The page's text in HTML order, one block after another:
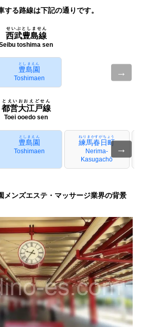
する路線は下記の通りです。
西武豊島線
せいぶとしません
toshima sen
豊島園
としまえん
Toshimaen
→
都営大江戸線
とえいおおえどせん
Toei ooedo sen
豊島園
としまえん
Toshimaen
練馬春日町
ねりまかすがちょう
Nerima-
Kasugachō
→
メンズエステ・マッサージ業界の背景